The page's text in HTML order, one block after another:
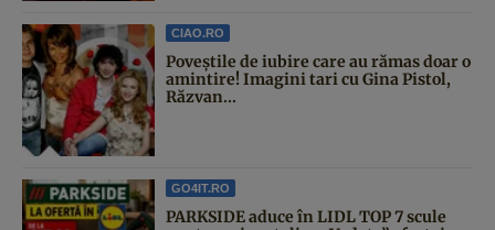
CIAO.RO
Poveştile de iubire care au rămas doar o
amintire! Imagini tari cu Gina Pistol,
Răzvan...
GO4IT.RO
PARKSIDE aduce în LIDL TOP 7 scule